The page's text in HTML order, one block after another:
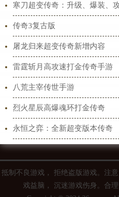
寒刀超变传奇：升级、爆装、
传奇3复古版
屠龙归来超变传奇新增内容
雷霆斩月高攻速打金传奇手游
八荒主宰传世手游
烈火星辰高爆魂环打金传奇
永恒之弈：全新超变版本传奇
抵制不良游戏， 拒绝盗版游戏。注
戏益脑， 沉迷游戏伤身。合